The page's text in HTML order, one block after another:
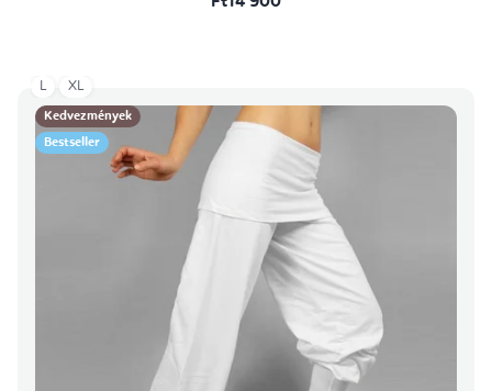
Kedvezmények
Bestseller
L XL